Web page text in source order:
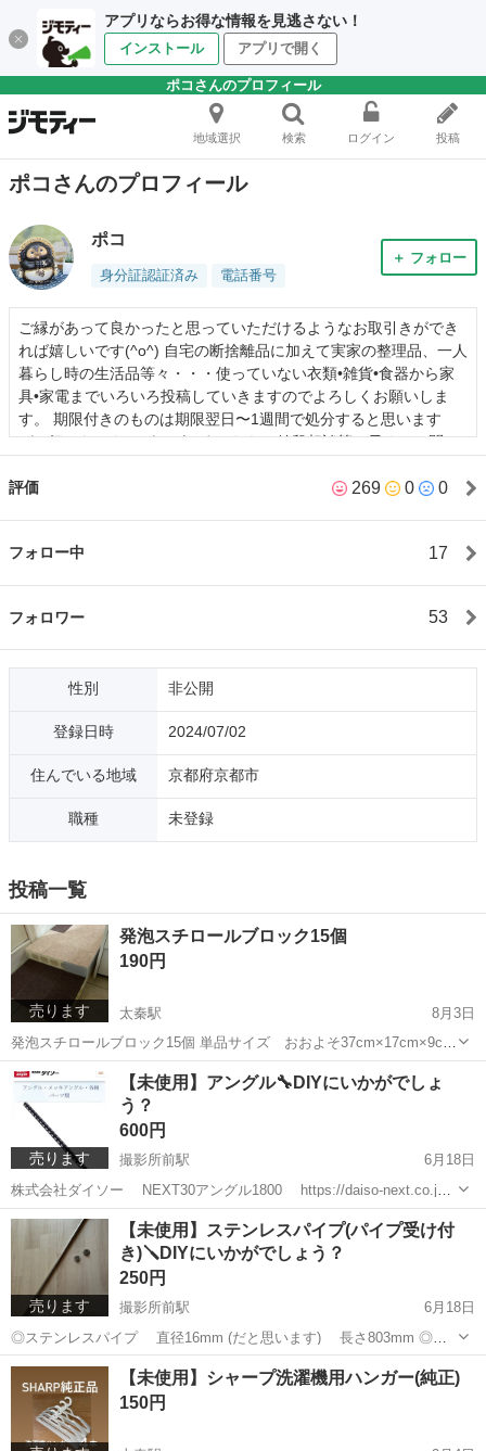
アプリならお得な情報を見逃さない！
インストール アプリで開く
ポコさんのプロフィール
地域選択 検索 ログイン 投稿
ポコさんのプロフィール
ポコ
身分証認証済み 電話番号
＋ フォロー
ご縁があって良かったと思っていただけるようなお取引きができ
れば嬉しいです(^o^) 自宅の断捨離品に加えて実家の整理品、一人
暮らし時の生活品等々・・・使っていない衣類•雑貨•食器から家
具•家電までいろいろ投稿していきますのでよろしくお願いしま
す。 期限付きのものは期限翌日〜1週間で処分すると思います
が、気になるものがございましたらお値段相談等お早めにお問い
るよりも常識の範囲内で値引きご相談ください。 処分を急がない
いですがこの限りではありません。 【待合せ場所】 お住まいやお
の少ないように対処させていただきます。 【お届け ε=(੭•̀ᴗ•́)੭】
場所と日時にもよりますが、大型•重量物などご希望で運搬手段の
ない場合にはお届けのご相談もさせていただきます。素人ですの
でその場合のお届けはご自宅前までで車から下ろした後の建物内
への搬入等のお手伝いはできません。 小物でも受取りに交通費の
必要な方に対しては交通費以下の金額でお届けのご提案をさせて
いただくこともあります。 いずれも駐停車が出来ることが前提で
す。 🉐最後まで読んでくださってありがとうございます。
🤫５月合言葉「満月２回」
評価 269 0 0
フォロー中 17
フォロワー 53
性別 非公開
登録日時 2024/07/02
住んでいる地域 京都府京都市
職種 未登録
投稿一覧
売ります
発泡スチロールブロック15個
190円
太秦駅
8月3日
発泡スチロールブロック15個 単品サイズ おおよそ37cm×17cm×9cm
犬用ステップ目的で、ボンドで貼り合わせ上面に滑り止めを敷いてま
す。 このままステップとして使用できます。 また切断してDIYや夏休
みの工作にいか...
京都 京都市 太秦駅 その他 発泡スチロール
売ります
【未使用】アングル🔧DIYにいかがでしょ
う？
600円
撮影所前駅
6月18日
株式会社ダイソー NEXT30アングル1800 https://daiso-next.co.jp/
コーナンで数量間違えて購入し余った分です。 ※100均の大創産業さ
んではありませんm(_ _)m 🌟お問合せ時...
京都 京都市 撮影所前駅 アングル
売ります
【未使用】ステンレスパイプ(パイプ受け付
き)🪛DIYにいかがでしょう？
250円
撮影所前駅
6月18日
◎ステンレスパイプ 直径16mm (だと思います) 長さ803mm ◎パ
イプ受けブラケット 2個 コーナンかアヤハディオで購入の商品で
す。 🌟お問合せ時点でご都合のよい日時を2、3お伝えください。お約
束が早くま...
京都 京都市 撮影所前駅 その他 パイプ
【未使用】シャープ洗濯機用ハンガー(純正)
150円